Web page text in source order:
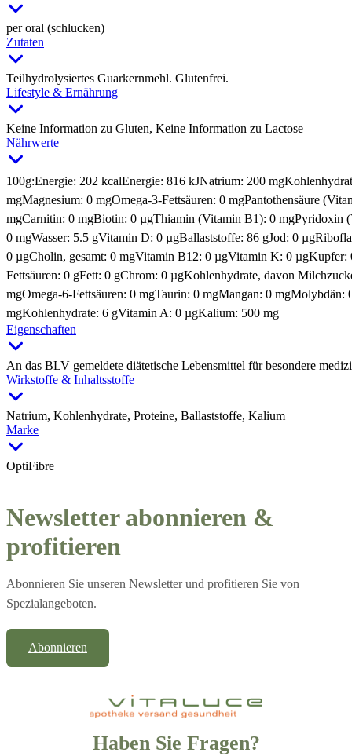
per oral (schlucken)
Zutaten
Teilhydrolysiertes Guarkernmehl. Glutenfrei.
Lifestyle & Ernährung
Keine Information zu Gluten, Keine Information zu Lactose
Nährwerte
100g:Energie: 202 kcalEnergie: 816 kJNatrium: 200 mg
mgMagnesium: 0 mgOmega-3-Fettsäuren: 0 mgPantothensäure
mgCarnitin: 0 mgBiotin: 0 µgThiamin (Vitamin B1): 0 mgPyridoxin
0 mgWasser: 5.5 gVitamin D: 0 µgBallaststoffe: 86 gJod: 0 µg
0 µgCholin, gesamt: 0 mgVitamin B12: 0 µgVitamin K: 0 µgKupfer:
Fettsäuren: 0 gFett: 0 gChrom: 0 µgKohlenhydrate, davon
mgOmega-6-Fettsäuren: 0 mgTaurin: 0 mgMangan: 0 mgMolybdän:
mgKohlenhydrate: 6 gVitamin A: 0 µgKalium: 500 mg
Eigenschaften
An das BLV gemeldete diätetische Lebensmittel für besondere
Wirkstoffe & Inhaltsstoffe
Natrium, Kohlenhydrate, Proteine, Ballaststoffe, Kalium
Marke
OptiFibre
Newsletter abonnieren &
profitieren
Abonnieren Sie unseren Newsletter und profitieren Sie von
Spezialangeboten.
Abonnieren
Haben Sie Fragen?